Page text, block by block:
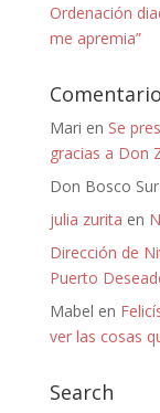
Ordenación
me apremia”
Mari en Se
gracias a Don
Don Bosco Sur
julia zurita en
Dirección de
Puerto
Mabel en
ver las cosas
Search